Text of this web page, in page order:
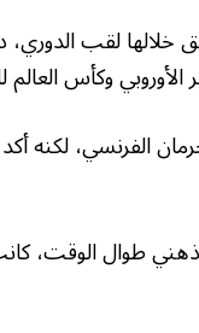
حقق خلالها لقب
وكأس العالم
الفرنسي، لكنه
ذهني طوال الوقت،